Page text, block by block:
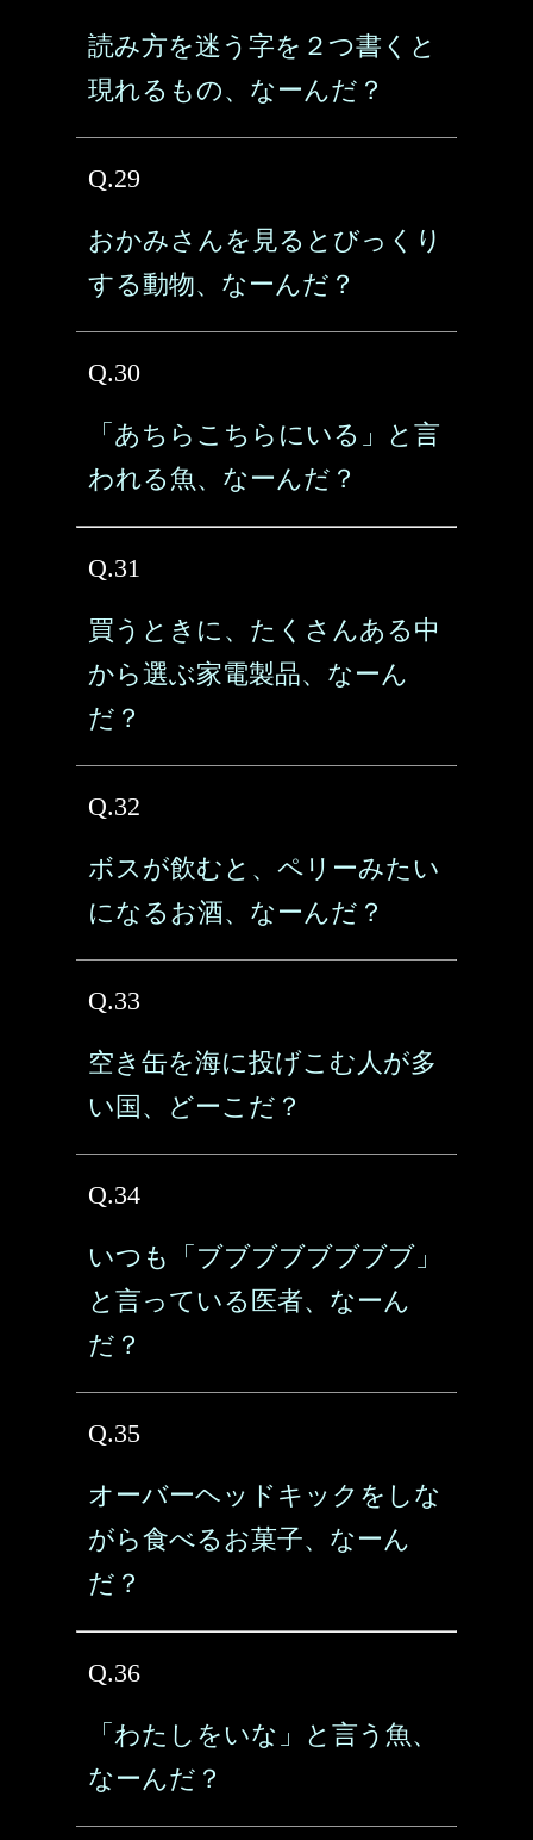
読み方を迷う字を２つ書くと
現れるもの、なーんだ？
Q.29
おかみさんを見るとびっくり
する動物、なーんだ？
Q.30
「あちらこちらにいる」と言
われる魚、なーんだ？
Q.31
買うときに、たくさんある中
から選ぶ家電製品、なーん
だ？
Q.32
ボスが飲むと、ペリーみたい
になるお酒、なーんだ？
Q.33
空き缶を海に投げこむ人が多
い国、どーこだ？
Q.34
いつも「ブブブブブブブブ」
と言っている医者、なーん
だ？
Q.35
オーバーヘッドキックをしな
がら食べるお菓子、なーん
だ？
Q.36
「わたしをいな」と言う魚、
なーんだ？